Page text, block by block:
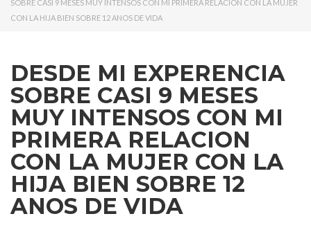
SOBRE CASI 9 MESES MUY INTENSOS CON MI PRIMERA RELACION CON LA MUJER
CON LA HIJA BIEN SOBRE 12 ANOS DE VIDA
DESDE MI EXPERENCIA
SOBRE CASI 9 MESES
MUY INTENSOS CON MI
PRIMERA RELACION
CON LA MUJER CON LA
HIJA BIEN SOBRE 12
ANOS DE VIDA